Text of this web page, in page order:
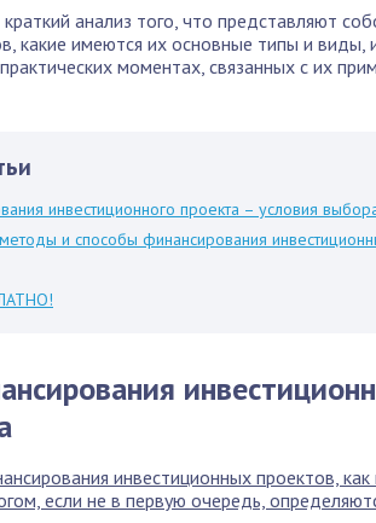
анализ того, что представляют
какие имеются их основные типы и виды,
моментах, связанных с их
инвестиционного проекта – условия
и способы финансирования
инвестиционных проектов,
если не в первую очередь,